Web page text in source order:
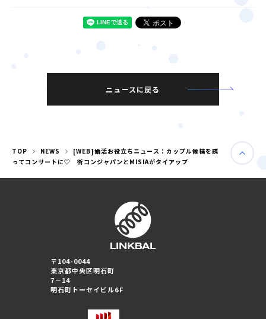
婚活パーティー（大阪）
ニュースに戻る
TOP NEWS
[WEB]婚活お役立ちニュース：カップル候補を誘
ってコンサートに♡ 街コンジャパンとMISIAがタイアップ
〒104-0044
東京都中央区明石町
7－14
明石町トーセイビル6F